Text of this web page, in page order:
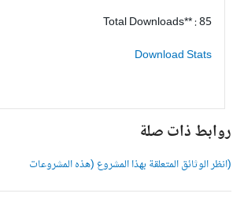
Total Downloads** : 85
Download Stats
روابط ذات صلة
(انظر الوثائق المتعلقة بهذا المشروع (هذه المشروعات